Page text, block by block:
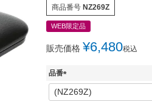
商品番号 NZ269Z
WEB限定品
販売価格 ¥6,480税込
品番
(
必